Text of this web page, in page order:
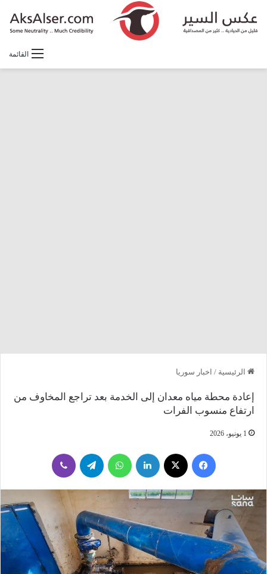
القائمة
الرئيسية / اخبار سوريا
إعادة محطة مياه معدان إلى الخدمة بعد تراجع المخاوف من
ارتفاع منسوب الفرات
1 يونيو، 2026
فيسبوك لينكدإن واتساب تيلقرام